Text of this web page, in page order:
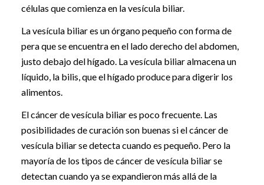
células que comienza en la vesícula biliar.
La vesícula biliar es un órgano pequeño con forma de
pera que se encuentra en el lado derecho del abdomen,
justo debajo del hígado. La vesícula biliar almacena un
líquido, la bilis, que el hígado produce para digerir los
alimentos.
El cáncer de vesícula biliar es poco frecuente. Las
posibilidades de curación son buenas si el cáncer de
vesícula biliar se detecta cuando es pequeño. Pero la
mayoría de los tipos de cáncer de vesícula biliar se
detectan cuando ya se expandieron más allá de la